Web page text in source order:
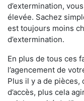
d’extermination,
élevée. Sachez
est toujours moins
d’extermination.
En plus de tous ces
l’agencement de
Plus il y a de pièces,
d’accès, plus cela